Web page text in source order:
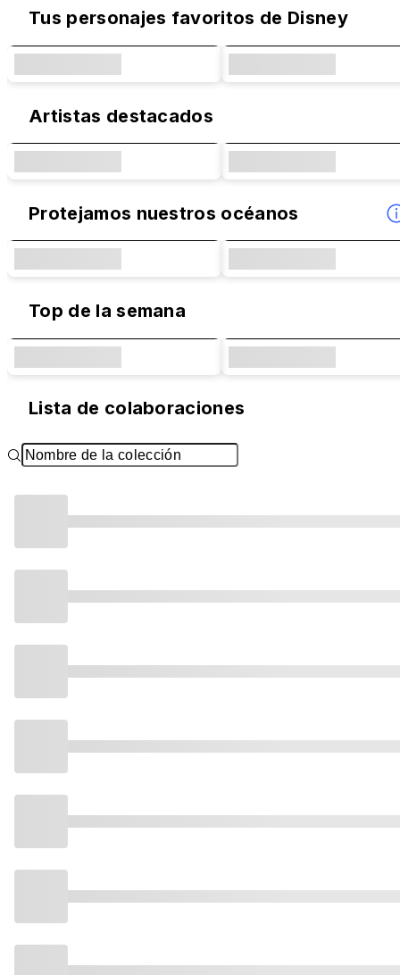
Tus personajes favoritos de Disney
Artistas destacados
Protejamos nuestros océanos
Top de la semana
Lista de colaboraciones